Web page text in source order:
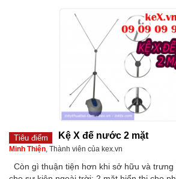
Tiêu điểm Kệ X đế nước 2 mặt
Minh Thiện, Thành viên của kex.vn
Còn gì thuận tiện hơn khi sở hữu và trưng